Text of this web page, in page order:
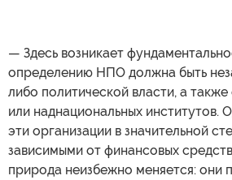
— Здесь возникает
определению НПО должна быть
либо политической власти, а
или наднациональных институтов.
эти организации в значительной
зависимыми от финансовых
природа неизбежно меняется: они